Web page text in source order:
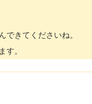
できてくださいね。
す。